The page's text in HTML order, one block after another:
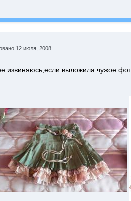
12 июля, 2008
извиняюсь,если выложила чужое